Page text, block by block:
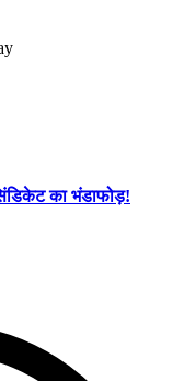
का भंडाफोड़!